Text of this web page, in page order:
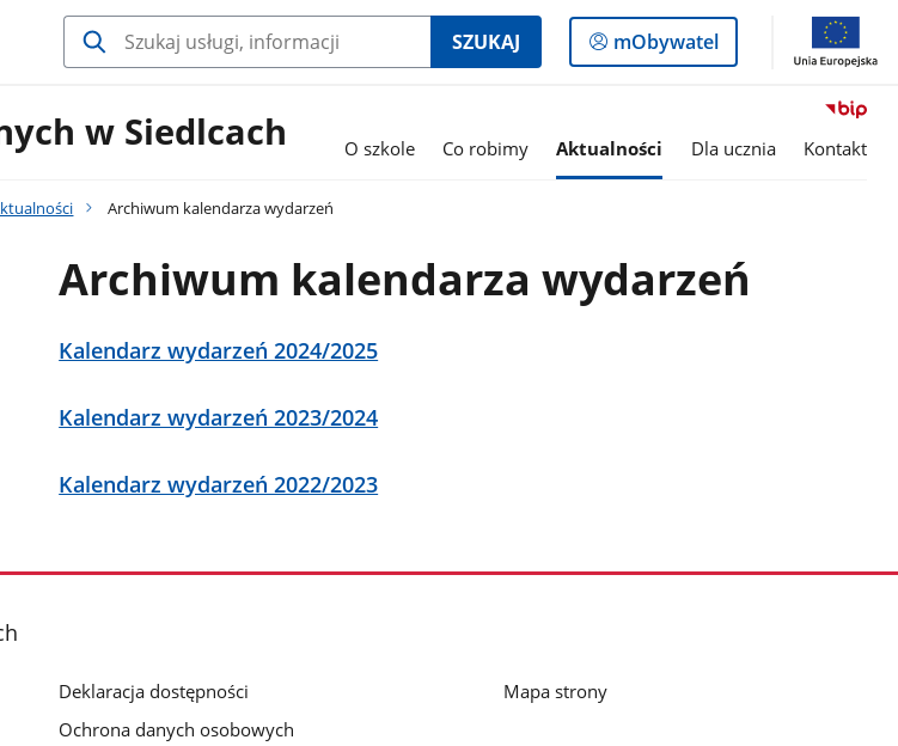
SZUKAJ
Logowanie
do
mObywatel
w Siedlcach O szkole Co robimy Aktualności Dla ucznia Kontakt
Archiwum kalendarza wydarzeń
Archiwum kalendarza wydarzeń
Kalendarz wydarzeń 2024/2025
Kalendarz wydarzeń 2023/2024
Kalendarz wydarzeń 2022/2023
Deklaracja dostępności
Ochrona danych osobowych
Mapa strony